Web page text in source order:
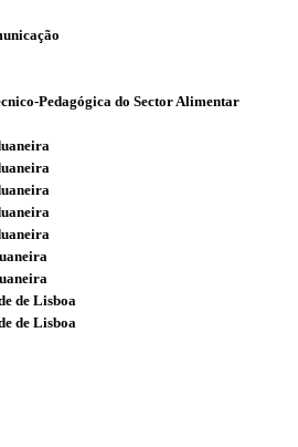
Pedagógica do Sector Alimentar
de Lisboa
de Lisboa